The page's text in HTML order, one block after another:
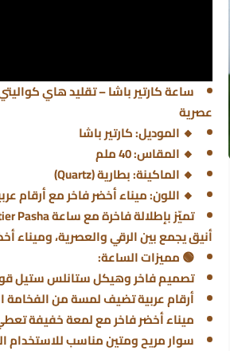
عصرية
🔸 الموديل: كارتير باشا
🔸 المقاس: 40 ملم
🔸 الماكينة: بطارية (Quartz)
🔸 اللون: ميناء أخضر فاخر مع أرقام
أنيق يجمع بين الرقي والعصرية، وميناء
🟢 مميزات الساعة:
تصميم فاخر وهيكل ستانلس ستيل
أرقام عربية تضيف لمسة من الفخامة
ميناء أخضر فاخر مع لمعة خفيفة
سوار مريح ومتين مناسب للاستخدام